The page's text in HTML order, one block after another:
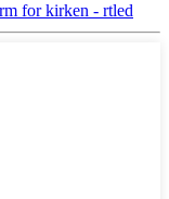
for kirken - rtled